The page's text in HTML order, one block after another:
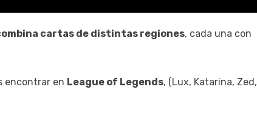
cartas de distintas regiones, cada una con
encontrar en League of Legends, (Lux, Katarina, Zed,